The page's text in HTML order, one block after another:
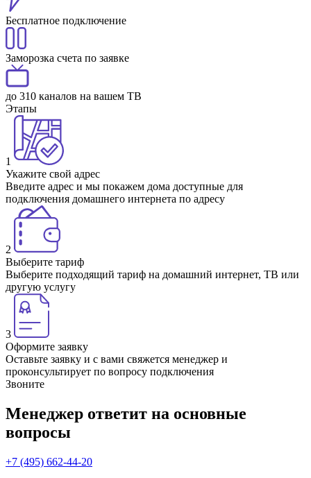
Бесплатное подключение
Заморозка счета по заявке
до 310 каналов на вашем ТВ
Этапы
1
Укажите свой адрес
Введите адрес и мы покажем дома доступные для
подключения домашнего интернета по адресу
2
Выберите тариф
Выберите подходящий тариф на домашний интернет, ТВ или
другую услугу
3
Оформите заявку
Оставьте заявку и с вами свяжется менеджер и
проконсультирует по вопросу подключения
Звоните
Менеджер ответит на основные
вопросы
+7 (495) 662-44-20